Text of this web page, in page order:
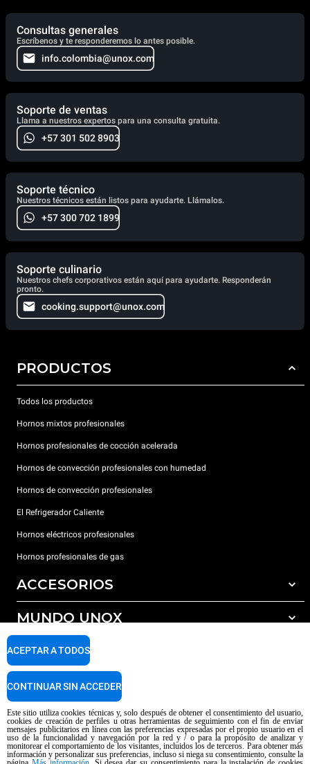
Consultas generales
Escríbenos y te responderemos lo antes posible.
info.colombia@unox.com
Soporte de ventas
Llama a nuestros expertos para una consulta gratuita.
+57 301 502 8903
Soporte técnico
Nuestros técnicos están listos para ayudarte. Llámalos.
+57 300 702 1899
Soporte culinario
Nuestros chefs corporativos están aquí para ayudarte. Responderán
pronto.
cooking.support@unox.com
PRODUCTOS
Todos los productos
Hornos mixtos profesionales
Hornos profesionales de cocción acelerada
Hornos de convección profesionales con humedad
Hornos de convección profesionales
El Refrigerador Caliente
Hornos eléctricos profesionales
Hornos profesionales de gas
ACCESORIOS
Todos los accesorios
Detergentes para lavado automático
Detergentes para lavado manual
Tratamiento de agua con filtros de resina
MUNDO UNOX
Nuestras sedes en el mundo
SOPORTE
Garantía Unox
Centros de servicio técnico
Copyright 2026 UNOX SpA Todos los derechos reservados. Reg. Imp. Padova
Aviso sobre el contenido generado por IA Privacy policy Cookie policy
Este sitio utiliza cookies técnicas y, solo después de obtener el consentimiento del usuario,
cookies de creación de perfiles u otras herramientas de seguimiento con el fin de enviar
mensajes publicitarios en línea con las preferencias expresadas por el propio usuario en el
uso de la funcionalidad y navegación por la red y / o para la propósito de analizar y
monitorear el comportamiento de los visitantes, incluidos los de terceros. Para obtener más
información y personalizar sus preferencias, incluso si niega su consentimiento, consulte la
ACEPTAR A TODOS
CONTINUAR SIN ACCEDER